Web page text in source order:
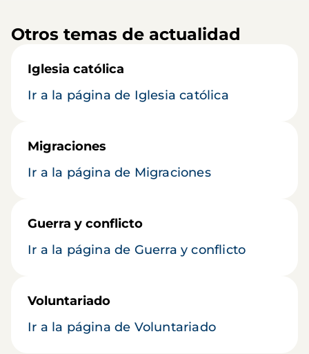
Otros temas de actualidad
Iglesia católica
Ir a la página de Iglesia católica
Migraciones
Ir a la página de Migraciones
Guerra y conflicto
Ir a la página de Guerra y conflicto
Voluntariado
Ir a la página de Voluntariado